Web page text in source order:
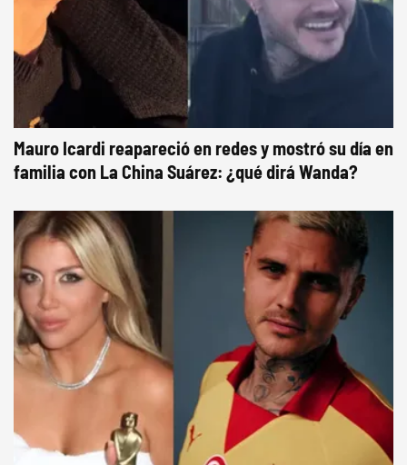
Mauro Icardi reapareció en redes y mostró su día en
familia con La China Suárez: ¿qué dirá Wanda?